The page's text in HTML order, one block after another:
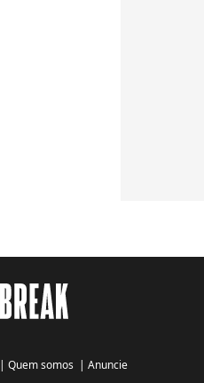
| Quem somos | Anuncie